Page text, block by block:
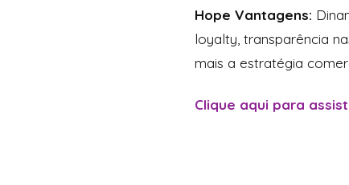
Hope Vantagens:
loyalty, transparência
mais a estratégia
Clique aqui para